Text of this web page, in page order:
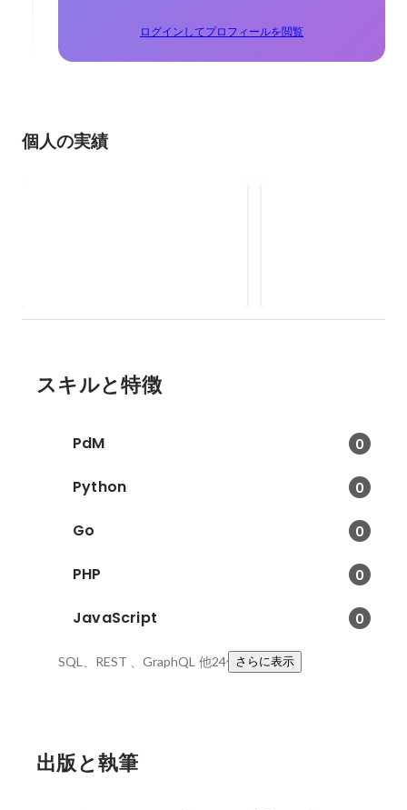
ログインしてプロフィールを閲覧
個人の実績
る構造化 JSONL として記録・再
を後から辿れる。
MCP 経由で AI エージ
スキルと特徴
PdM 0
Python 0
Go 0
PHP 0
JavaScript 0
SQL、REST 、GraphQL 他24件さらに表示
出版と執筆